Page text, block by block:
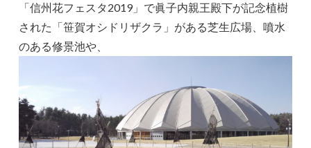
「信州花フェスタ2019」で眞子内親王殿下が記念植樹
された「笹賀オシドリザクラ」がある芝生広場、噴水
のある修景池や、